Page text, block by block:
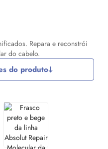
Repara e reconstrói
do cabelo.
do produto